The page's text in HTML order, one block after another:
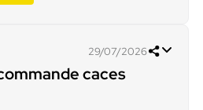
29/07/2026
caces